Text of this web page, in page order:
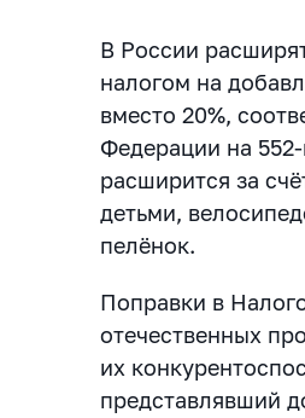
В России
налогом на
вместо 20%,
Федерации на
расширится за
детьми,
пелёнок.
Поправки в
отечественных
их
представлявший